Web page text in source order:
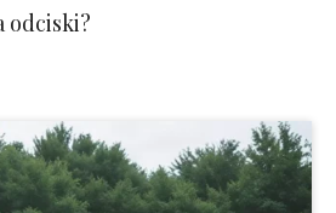
odciski?